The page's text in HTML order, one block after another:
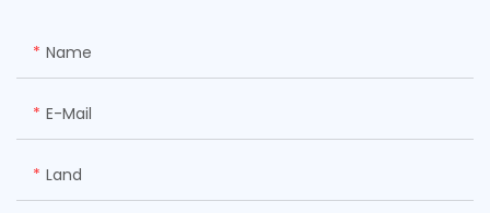
Name
E-Mail
Land